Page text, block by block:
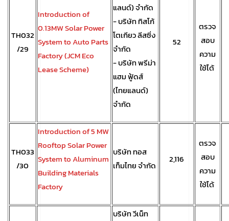
TH032
/29
Introduction of
0.13MW Solar Power
System to Auto Parts
Factory (JCM Eco
Lease Scheme)
แลนด์) จำกัด
- บริษัท ทิสโก้
โตเกียว ลีสซิ่ง
จำกัด
- บริษัท พรีม่า
แฮม ฟู้ดส์
(ไทยแลนด์)
จำกัด
52
ตรวจ
สอบ
ความ
ใช้ได้
TH033
/30
Introduction of 5 MW
Rooftop Solar Power
System to Aluminum
Building Materials
Factory
บริษัท ทอส
เท็มไทย จำกัด
2,116
ตรวจ
สอบ
ความ
ใช้ได้
บริษัท วีเน็ท